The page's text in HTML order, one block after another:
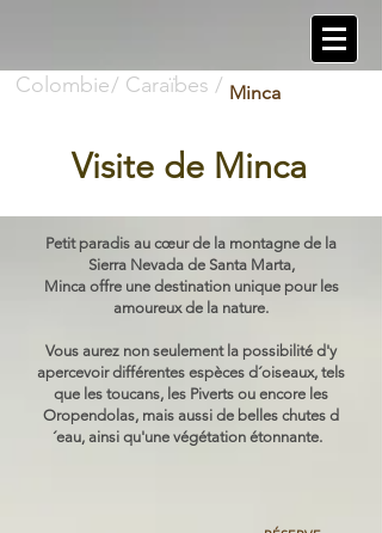
Colombie/ Caraïbes / Minca
Visite de Minca
Petit paradis au cœur de la montagne de la
Sierra Nevada de Santa Marta,
Minca offre une destination unique pour les
amoureux de la nature.
Vous aurez non seulement la possibilité d'y
apercevoir différentes espèces d´oiseaux, tels
que les toucans, les Piverts ou encore les
Oropendolas, mais aussi de belles chutes d
´eau, ainsi qu'une végétation étonnante.